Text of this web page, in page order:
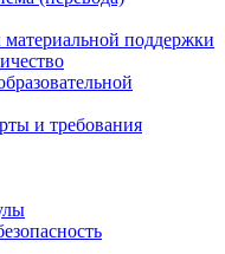
поддержки
и требования